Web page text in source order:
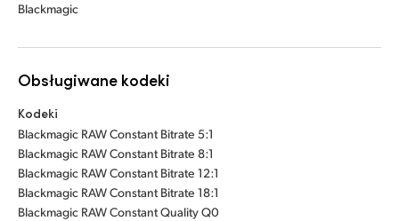
Blackmagic
Obsługiwane kodeki
Kodeki
Blackmagic RAW Constant Bitrate 5:1
Blackmagic RAW Constant Bitrate 8:1
Blackmagic RAW Constant Bitrate 12:1
Blackmagic RAW Constant Bitrate 18:1
Blackmagic RAW Constant Quality Q0